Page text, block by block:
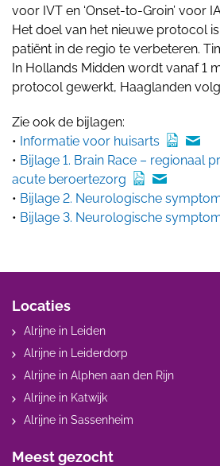
voor IVT en ‘Onset-to-Groin’ voor
Het doel van het nieuwe protocol
patiënt in de regio te verbeteren.
In Hollands Midden wordt vanaf 1
protocol gewerkt, Haaglanden
Zie ook de bijlagen:
• Informatie voor huisarts
• Bijlage 1. Brain Race – regionaal
acute beroertezorg
• Bijlage 2. Neurologische
• Bijlage 3. Neurologische
Locaties
Alrijne in Leiden
Alrijne in Leiderdorp
Alrijne in Alphen aan den Rijn
Alrijne in Katwijk
Alrijne in Sassenheim
Meest gezocht